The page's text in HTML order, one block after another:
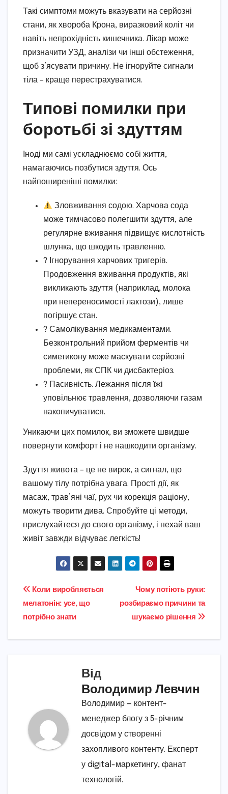
Такі симптоми можуть вказувати на серйозні
стани, як хвороба Крона, виразковий коліт чи
навіть непрохідність кишечника. Лікар може
призначити УЗД, аналізи чи інші обстеження,
щоб з’ясувати причину. Не ігноруйте сигнали
тіла – краще перестрахуватися.
Типові помилки при
боротьбі зі здуттям
Іноді ми самі ускладнюємо собі життя,
намагаючись позбутися здуття. Ось
найпоширеніші помилки:
Зловживання содою. Харчова сода
може тимчасово полегшити здуття, але
регулярне вживання підвищує кислотність
шлунка, що шкодить травленню.
? Ігнорування харчових тригерів.
Продовження вживання продуктів, які
викликають здуття (наприклад, молока
при непереносимості лактози), лише
погіршує стан.
? Самолікування медикаментами.
Безконтрольний прийом ферментів чи
симетикону може маскувати серйозні
проблеми, як СПК чи дисбактеріоз.
?️ Пасивність. Лежання після їжі
уповільнює травлення, дозволяючи газам
накопичуватися.
Уникаючи цих помилок, ви зможете швидше
повернути комфорт і не нашкодити організму.
Здуття живота – це не вирок, а сигнал, що
вашому тілу потрібна увага. Прості дії, як
масаж, трав’яні чаї, рух чи корекція раціону,
можуть творити дива. Спробуйте ці методи,
прислухайтеся до свого організму, і нехай ваш
живіт завжди відчуває легкість!
Навігація
записів
Чому потіють руки:
розбираємо причини та
шукаємо рішення
Коли виробляється
мелатонін: усе, що
потрібно знати
Від
Володимир Левчин
Володимир — контент-
менеджер блогу з 5-річним
досвідом у створенні
захопливого контенту. Експерт
у digital-маркетингу, фанат
технологій.